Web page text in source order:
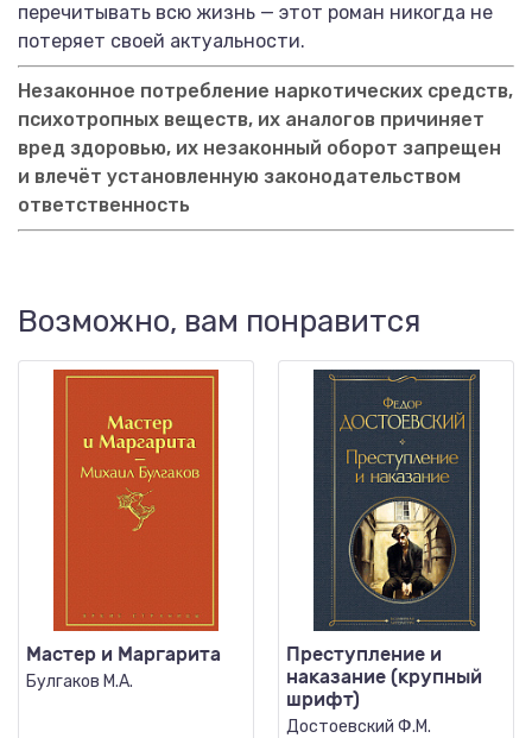
перечитывать всю жизнь — этот роман никогда не
потеряет своей актуальности.
Незаконное потребление наркотических средств,
психотропных веществ, их аналогов причиняет
вред здоровью, их незаконный оборот запрещен
и влечёт установленную законодательством
ответственность
Возможно, вам понравится
Мастер и Маргарита
Булгаков М.А.
Преступление и
наказание (крупный
шрифт)
Достоевский Ф.М.